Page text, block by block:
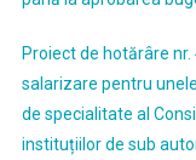
Proiect de hotărâre
salarizare pentru
de specialitate al
instituțiilor de sub